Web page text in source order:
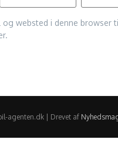
og websted i denne browser
agenten.dk | Drevet af